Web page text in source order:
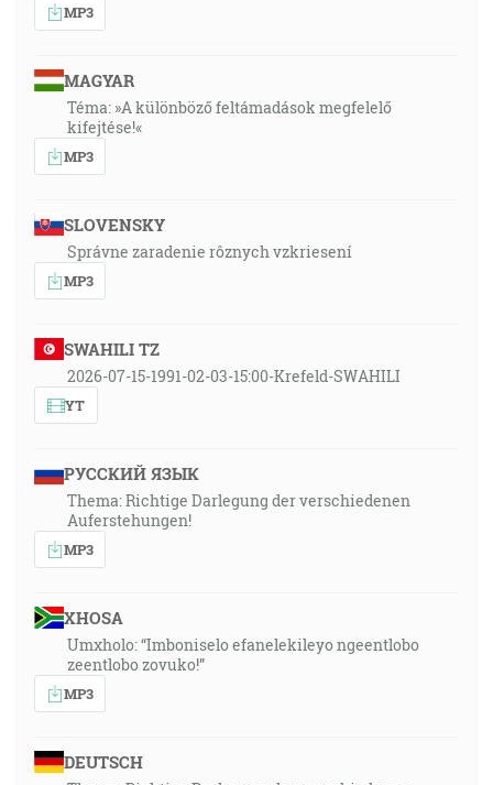
MP3
MAGYAR
Téma: »A különböző feltámadások megfelelő
kifejtése!«
MP3
SLOVENSKY
Správne zaradenie rôznych vzkriesení
MP3
SWAHILI TZ
2026-07-15-1991-02-03-15:00-Krefeld-SWAHILI
YT
РУССКИЙ ЯЗЫК
Thema: Richtige Darlegung der verschiedenen
Auferstehungen!
MP3
XHOSA
Umxholo: “Imboniselo efanelekileyo ngeentlobo
zeentlobo zovuko!”
MP3
DEUTSCH